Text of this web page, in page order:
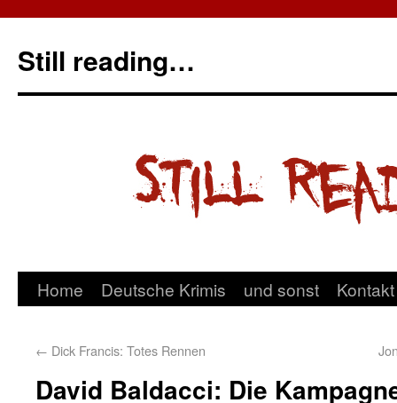
Still reading…
Home Deutsche Krimis und sonst Kontakt
← Dick Francis: Totes Rennen
David Baldacci: Die